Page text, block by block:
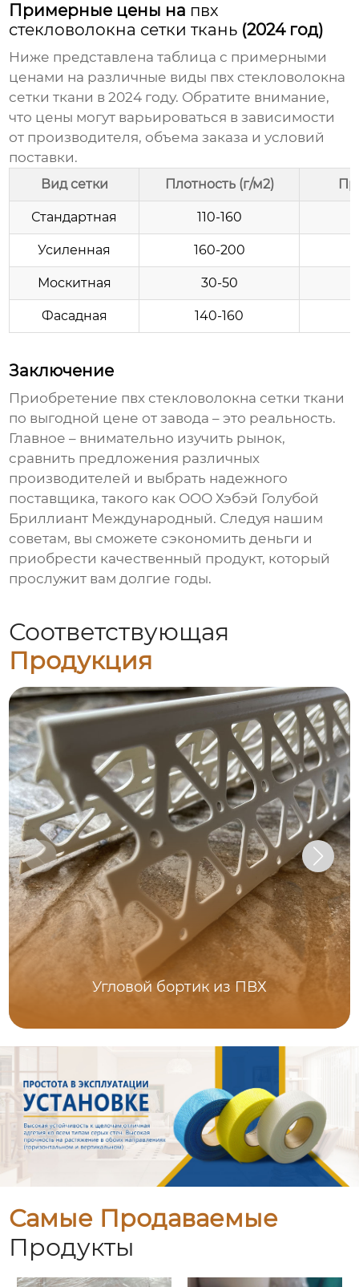
Примерные цены на пвх
стекловолокна сетки ткань (2024 год)
Ниже представлена таблица с примерными
ценами на различные виды пвх стекловолокна
сетки ткани в 2024 году. Обратите внимание,
что цены могут варьироваться в зависимости
от производителя, объема заказа и условий
поставки.
Вид сетки Плотность (г/м2)
Стандартная 110-160
Усиленная 160-200
Москитная 30-50
Фасадная 140-160
Заключение
Приобретение пвх стекловолокна сетки ткани
по выгодной цене отзавода – это реальность.
Главное – внимательно изучить рынок,
сравнить предложения различных
производителей и выбрать надежного
поставщика, такого как ООО Хэбэй Голубой
Бриллиант Международный. Следуя нашим
советам, вы сможете сэкономить деньги и
приобрести качественный продукт, который
прослужит вам долгие годы.
Соответствующая
Продукция
Угловой бортик из ПВХ
Самые Продаваемые
Продукты